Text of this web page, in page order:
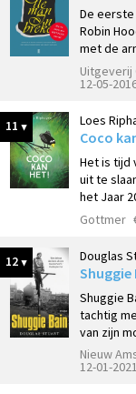
De eerste
Robin
met de
Uitgeverij
12-05-
11 Loes
Coco
Het is tijd
uit te
het Jaar
Gottmer
12 Douglas
Shuggie
Shuggie
tachtig
van zijn
Nieuw
12-01-2021